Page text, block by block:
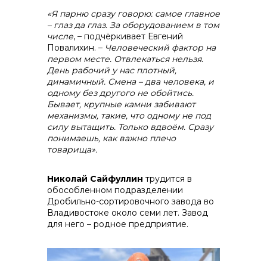
«Я парню сразу говорю: самое главное
– глаз да глаз. За оборудованием в том
числе, – подчёркивает Евгений
Повалихин. – Человеческий фактор на
первом месте. Отвлекаться нельзя.
День рабочий у нас плотный,
динамичный. Смена – два человека, и
одному без другого не обойтись.
Бывает, крупные камни забивают
механизмы, такие, что одному не под
силу вытащить. Только вдвоём. Сразу
понимаешь, как важно плечо
товарища».
Николай Сайфуллин трудится в
обособленном подразделении
Дробильно-сортировочного завода во
Владивостоке около семи лет. Завод
для него – родное предприятие.